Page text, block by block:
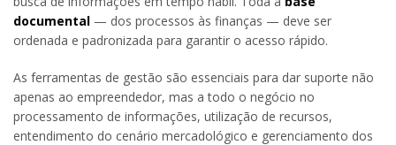
documental — dos processos às finanças — deve ser
ordenada e padronizada para garantir o acesso rápido.
As ferramentas de gestão são essenciais para dar suporte não
apenas ao empreendedor, mas a todo o negócio no
processamento de informações, utilização de recursos,
entendimento do cenário mercadológico e gerenciamento dos